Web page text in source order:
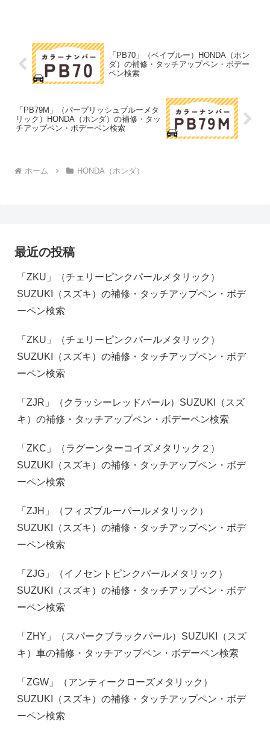
「PB70」（ベイブルー）HONDA（ホン
ダ）の補修・タッチアップペン・ボデー
ペン検索
「PB79M」（パープリッシュブルーメタ
リック）HONDA（ホンダ）の補修・タッ
チアップペン・ボデーペン検索
ホーム HONDA（ホンダ）
最近の投稿
「ZKU」（チェリーピンクパールメタリック）
SUZUKI（スズキ）の補修・タッチアップペン・ボデ
ーペン検索
「ZKU」（チェリーピンクパールメタリック）
SUZUKI（スズキ）の補修・タッチアップペン・ボデ
ーペン検索
「ZJR」（クラッシーレッドパール）SUZUKI（スズ
キ）の補修・タッチアップペン・ボデーペン検索
「ZKC」（ラグーンターコイズメタリック２）
SUZUKI（スズキ）の補修・タッチアップペン・ボデ
ーペン検索
「ZJH」（フィズブルーパールメタリック）
SUZUKI（スズキ）の補修・タッチアップペン・ボデ
ーペン検索
「ZJG」（イノセントピンクパールメタリック）
SUZUKI（スズキ）の補修・タッチアップペン・ボデ
ーペン検索
「ZHY」（スパークブラックパール）SUZUKI（スズ
キ）車の補修・タッチアップペン・ボデーペン検索
「ZGW」（アンティークローズメタリック）
SUZUKI（スズキ）の補修・タッチアップペン・ボデ
ーペン検索